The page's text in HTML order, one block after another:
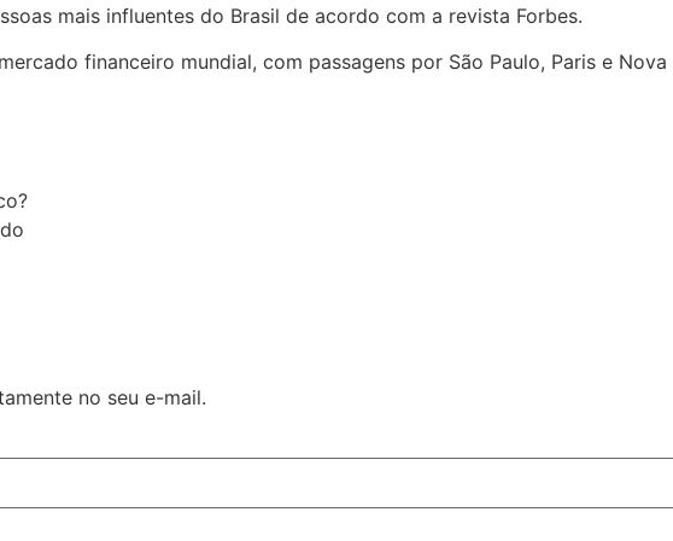
mais influentes do Brasil de acordo com a revista Forbes.
financeiro mundial, com passagens por São Paulo, Paris e Nova
no seu e-mail.